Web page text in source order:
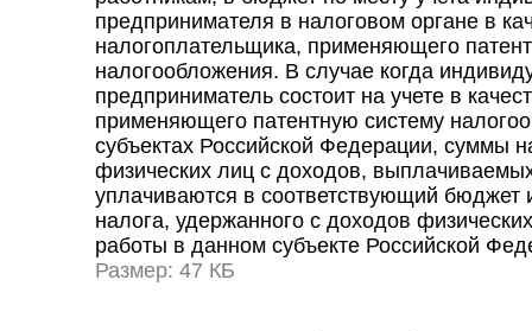
предпринимателя в налоговом органе в
налогоплательщика, применяющего
налогообложения. В случае когда
предприниматель состоит на учете в
применяющего патентную систему
субъектах Российской Федерации, суммы
физических лиц с доходов,
уплачиваются в соответствующий бюджет
налога, удержанного с доходов
работы в данном субъекте Российской
Размер: 47 КБ